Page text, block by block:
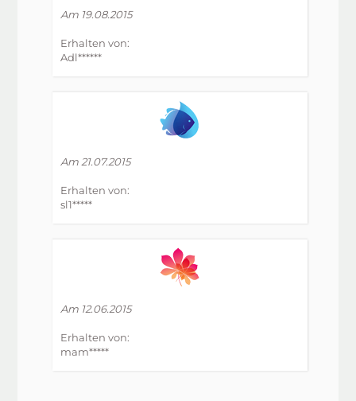
Am 19.08.2015
Erhalten von:
Adl******
Am 21.07.2015
Erhalten von:
sl1*****
Am 12.06.2015
Erhalten von:
mam*****